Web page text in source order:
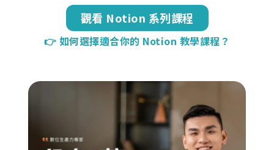
觀看 Notion 系列課程
👉 如何選擇適合你的 Notion 教學課程？